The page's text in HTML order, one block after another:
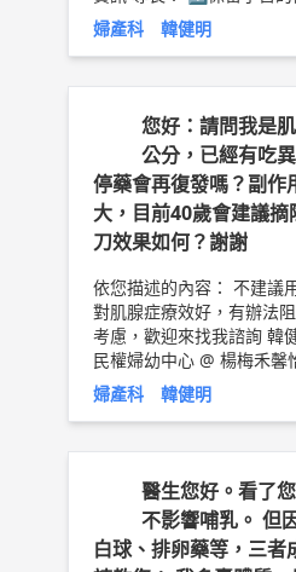
痛無麻醉子宮鏡檢查（
息肉， 麻醉下冷刀切除黏
下午特約門診 ?台北民權禾馨：台北市民權東路六段42號
外縣市的患者可以坐到南
分鐘。 楊梅怡仁禾馨 週四早診 ?楊梅禾馨怡仁： 桃園市
s://
權 +886255713333 楊梅
‭+886 2-55710768‬ ⚠️週一晚上來需要帶大顆的行動電源?
北民權 / 禾馨楊梅怡仁醫
主治醫師 韓健明 醫
婦產科 韓健明
您好：請問我是
公分，已經有吃
停藥會再復發嗎？副作
大，目前40歲會建議
刀效果如何？謝謝
依您描述的內容： 不建議用異位寧控制肌腺症，海扶刀
對肌腺症療效好，有辦法
考慮，歡迎來找我諮詢 韓健明醫師 掛號資訊ℹ️ @台北禾馨
民權婦幼中心 @ 楊梅禾馨怡仁 資訊 專長： 1️⃣
的微創內視鏡，海扶治療
00元） 免麻醉冷刀子宮鏡
一晚診 週二早診 週四午診 週五
禾馨：台北市民權東路六
南港高鐵站?，再坐小黃?，過來十
週四早診 ?楊梅禾馨怡仁： 桃園市楊梅區楊新北路321巷
30號 2 樓 禾馨網路掛號
婦產科 韓健明
醫生您好。看了
不影響哺乳。 但
白球、排卵藥等，三